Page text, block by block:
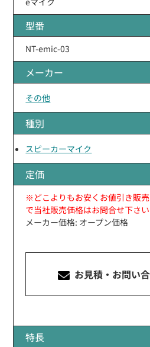
型番
NT-emic-03
メーカー
その他
種別
スピーカーマイク
定価
※どこよりもお安くお値引き販
で当社販売価格はお問合せ下さい
メーカー価格: オープン価格
お見積・お問い
特長